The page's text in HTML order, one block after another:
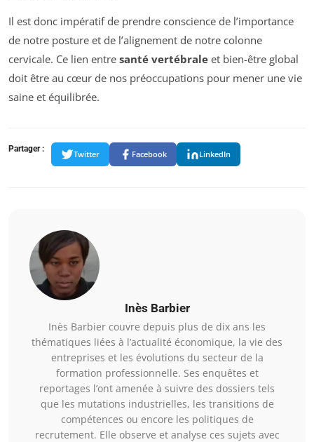
Il est donc impératif de prendre conscience de l’importance
de notre posture et de l’alignement de notre colonne
cervicale. Ce lien entre santé vertébrale et bien-être global
doit être au cœur de nos préoccupations pour mener une vie
saine et équilibrée.
Partager :
Twitter Facebook LinkedIn
Inès Barbier
Inès Barbier couvre depuis plus de dix ans les
thématiques liées à l’actualité économique, la vie des
entreprises et les évolutions du secteur de la
formation professionnelle. Ses enquêtes et
reportages l’ont amenée à suivre des dossiers tels
que les mutations industrielles, les transitions de
compétences ou encore les politiques de
recrutement. Elle observe et analyse ces sujets avec